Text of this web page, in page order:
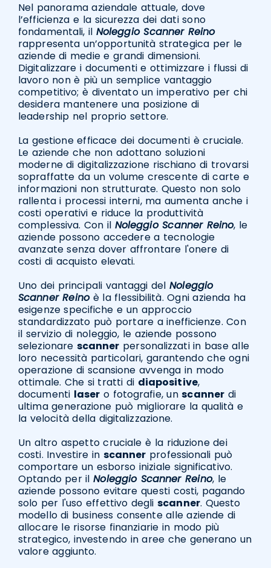
Nel panorama aziendale attuale, dove
l’efficienza e la sicurezza dei dati sono
fondamentali, il Noleggio Scanner Reino
rappresenta un’opportunità strategica per le
aziende di medie e grandi dimensioni.
Digitalizzare i documenti e ottimizzare i flussi di
lavoro non è più un semplice vantaggio
competitivo; è diventato un imperativo per chi
desidera mantenere una posizione di
leadership nel proprio settore.
La gestione efficace dei documenti è cruciale.
Le aziende che non adottano soluzioni
moderne di digitalizzazione rischiano di trovarsi
sopraffatte da un volume crescente di carte e
informazioni non strutturate. Questo non solo
rallenta i processi interni, ma aumenta anche i
costi operativi e riduce la produttività
complessiva. Con il Noleggio Scanner Reino, le
aziende possono accedere a tecnologie
avanzate senza dover affrontare l'onere di
costi di acquisto elevati.
Uno dei principali vantaggi delNoleggio
Scanner Reinoè la flessibilità. Ogni azienda ha
esigenze specifiche e un approccio
standardizzato può portare a inefficienze. Con
il servizio di noleggio, le aziende possono
selezionare scanner personalizzati in base alle
loro necessità particolari, garantendo che ogni
operazione di scansione avvenga in modo
ottimale. Che si tratti di diapositive,
documenti laser o fotografie, unscanner di
ultima generazione può migliorare la qualità e
la velocità della digitalizzazione.
Un altro aspetto cruciale è la riduzione dei
costi. Investire in scanner professionali può
comportare un esborso iniziale significativo.
Optando per ilNoleggio Scanner Reino, le
aziende possono evitare questi costi, pagando
solo per l'uso effettivo degliscanner. Questo
modello di business consente alle aziende di
allocare le risorse finanziarie in modo più
strategico, investendo in aree che generano un
valore aggiunto.